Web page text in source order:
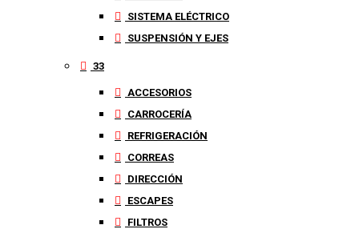
SISTEMA ELÉCTRICO
SUSPENSIÓN Y EJES
33
ACCESORIOS
CARROCERÍA
REFRIGERACIÓN
CORREAS
DIRECCIÓN
ESCAPES
FILTROS